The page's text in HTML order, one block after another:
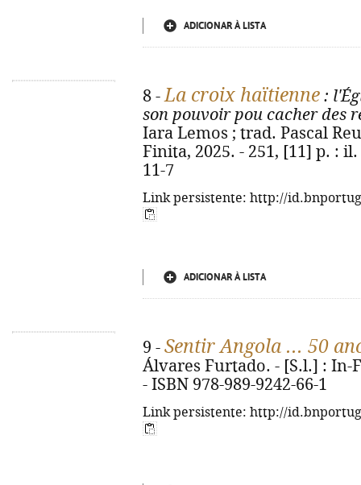
ADICIONAR À LISTA
8 -La croix haïtienne :
son pouvoir pou cacher des
Iara Lemos ; trad. Pascal
Finita, 2025. - 251, [11] p. : il.
11-7
Link persistente: http://
ADICIONAR À LISTA
9 - Sentir Angola ... 50
Álvares Furtado. - [S.l.] : In-
- ISBN 978-989-9242-66-1
Link persistente: http://